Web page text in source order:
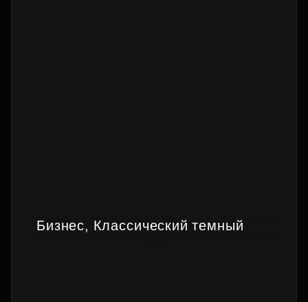
Бизнес, Классический темный